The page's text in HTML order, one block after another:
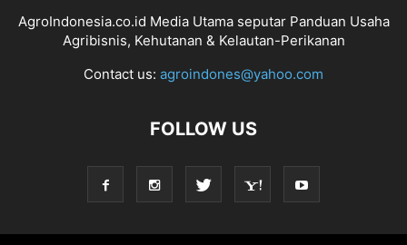
AgroIndonesia.co.id Media Utama seputar Panduan Usaha
Agribisnis, Kehutanan & Kelautan-Perikanan
Contact us: agroindones@yahoo.com
FOLLOW US